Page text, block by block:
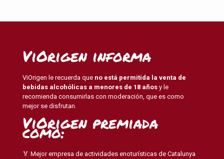
ViOrigen informa
ViOrigen le recuerda que no está permitida la venta de
bebidas alcohólicas a menores de 18 años y le
recomienda consumirlas con moderación, que es como
mejor se disfrutan.
ViOrigen premiada
como:
🏅 Mejor empresa de actividades enoturísticas de Catalunya